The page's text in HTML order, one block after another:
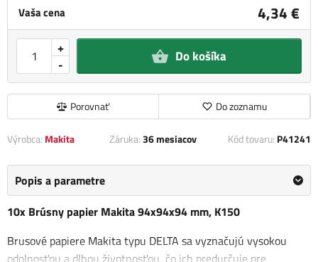
Vaša cena 4,34 €
-
+ Do košíka
Porovnať Do zoznamu
Výrobca: Makita Záruka:36 mesiacov Kód tovaru: P41241
Popis a parametre
10x Brúsny papier Makita 94x94x94 mm, K150
Brusové papiere Makita typu DELTA sa vyznačujú vysokou
odolnosťou a dlhou životnosťou, čo ich predurčuje pre